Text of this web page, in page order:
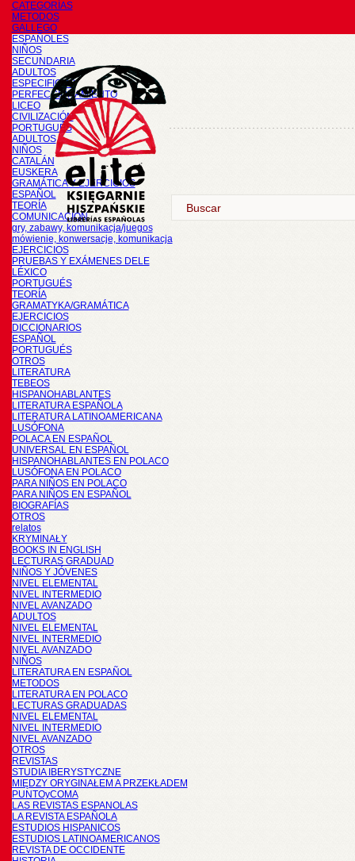
CATEGORÍAS
METODOS
GALLEGO
ESPAÑOLES
NIÑOS
SECUNDARIA
ADULTOS
ESPECIFICOS
PERFECCIONAMIENTO
LICEO
CIVILIZACIÓN
PORTUGUÉS
ADULTOS
NIÑOS
CATALÁN
EUSKERA
GRAMÁTICA Y EJERCICIOS
ESPAÑOL
TEORÍA
COMUNICACIÓN
gry, zabawy, komunikacja/juegos
mówienie, konwersacje, komunikacja
EJERCICIOS
PRUEBAS Y EXÁMENES DELE
LÉXICO
PORTUGUÉS
TEORÍA
GRAMATYKA/GRAMÁTICA
EJERCICIOS
DICCIONARIOS
ESPAÑOL
PORTUGUÉS
OTROS
LITERATURA
TEBEOS
HISPANOHABLANTES
LITERATURA ESPAÑOLA
LITERATURA LATINOAMERICANA
LUSÓFONA
POLACA EN ESPAÑOL
UNIVERSAL EN ESPAÑOL
HISPANOHABLANTES EN POLACO
LUSÓFONA EN POLACO
PARA NIÑOS EN POLACO
PARA NIÑOS EN ESPAÑOL
BIOGRAFÍAS
OTROS
relatos
KRYMINAŁY
BOOKS IN ENGLISH
LECTURAS GRADUAD
NIÑOS Y JÓVENES
NIVEL ELEMENTAL
NIVEL INTERMEDIO
NIVEL AVANZADO
ADULTOS
NIVEL ELEMENTAL
NIVEL INTERMEDIO
NIVEL AVANZADO
NIÑOS
LITERATURA EN ESPAÑOL
METODOS
LITERATURA EN POLACO
LECTURAS GRADUADAS
NIVEL ELEMENTAL
NIVEL INTERMEDIO
NIVEL AVANZADO
OTROS
REVISTAS
STUDIA IBERYSTYCZNE
MIĘDZY ORYGINAŁEM A PRZEKŁADEM
PUNTOyCOMA
LAS REVISTAS ESPANOLAS
LA REVISTA ESPAÑOLA
ESTUDIOS HISPANICOS
ESTUDIOS LATINOAMERICANOS
REVISTA DE OCCIDENTE